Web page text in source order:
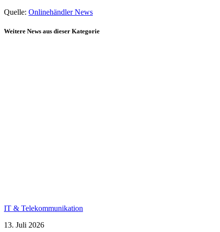
Quelle: Onlinehändler News
Weitere News aus dieser Kategorie
IT & Telekommunikation
13. Juli 2026